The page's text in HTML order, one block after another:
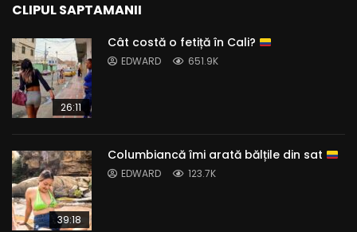
CLIPUL SAPTAMANII
26:11
Cât costă o fetiță în Cali?
EDWARD 651.9K
39:18
Columbiancă îmi arată bălțile din sat
EDWARD 123.7K